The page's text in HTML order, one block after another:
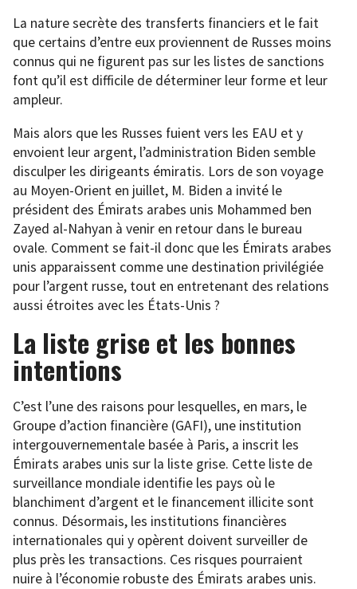
La nature secrète des transferts financiers et le fait
que certains d’entre eux proviennent de Russes moins
connus qui ne figurent pas sur les listes de sanctions
font qu’il est difficile de déterminer leur forme et leur
ampleur.
Mais alors que les Russes fuient vers les EAU et y
envoient leur argent, l’administration Biden semble
disculper les dirigeants émiratis. Lors de son voyage
au Moyen-Orient en juillet, M. Biden a invité le
président des Émirats arabes unis Mohammed ben
Zayed al-Nahyan à venir en retour dans le bureau
ovale. Comment se fait-il donc que les Émirats arabes
unis apparaissent comme une destination privilégiée
pour l’argent russe, tout en entretenant des relations
aussi étroites avec les États-Unis ?
La liste grise et les bonnes
intentions
C’est l’une des raisons pour lesquelles, en mars, le
Groupe d’action financière (GAFI), une institution
intergouvernementale basée à Paris, a inscrit les
Émirats arabes unis sur la liste grise. Cette liste de
surveillance mondiale identifie les pays où le
blanchiment d’argent et le financement illicite sont
connus. Désormais, les institutions financières
internationales qui y opèrent doivent surveiller de
plus près les transactions. Ces risques pourraient
nuire à l’économie robuste des Émirats arabes unis.